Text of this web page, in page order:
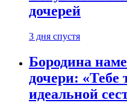
дочерей
3 дня спустя
Бородина
дочери: «Тебе
идеальной